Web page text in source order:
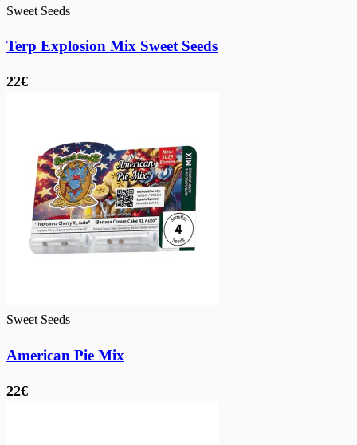
Sweet Seeds
Terp Explosion Mix Sweet Seeds
22€
Sweet Seeds
American Pie Mix
22€